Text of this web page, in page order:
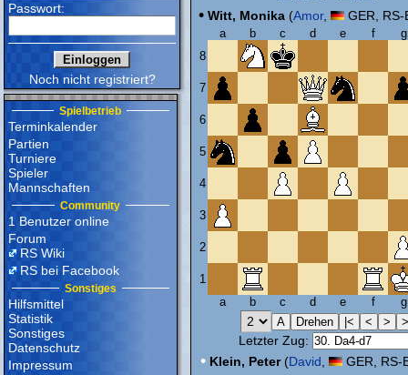
Passwort:
Noch nicht registriert?
Spielbetrieb
Terminkalender
Partien
Turniere
Spieler
Mannschaften
Community
1 Benutzer online
Forum
RS Wiki
RS bei Facebook
Sonstiges
Hilfsmittel
Statistik
Sonstiges
Datenschutz
Impressum
• Witt, Monika(Amor, GER, RS-
a b c d e f
g
8
7
6
5
4
3
2
1
a
b c d e f g
Letzter Zug:
• Klein, Peter(David GER, RS-